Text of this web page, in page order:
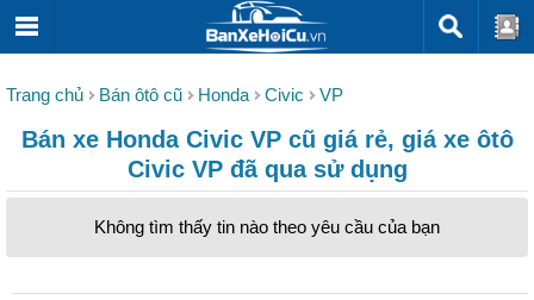
Trang chủ Bán ôtô cũ Honda Civic VP
Bán xe Honda Civic VP cũ giá rẻ, giá xe ôtô
Civic VP đã qua sử dụng
Không tìm thấy tin nào theo yêu cầu của bạn